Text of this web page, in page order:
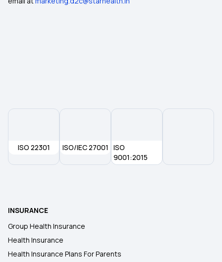
ISO 22301 ISO/IEC 27001
ISO
9001:2015
INSURANCE
Group Health Insurance
Health Insurance
Health Insurance Plans For Parents